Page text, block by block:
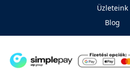
Üzleteink
Blog